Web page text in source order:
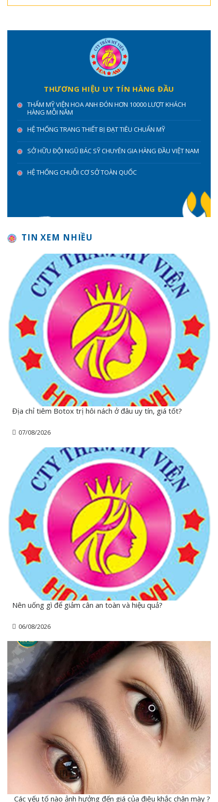
THƯƠNG HIỆU UY TÍN HÀNG ĐẦU
THẨM MỸ VIỆN HOA ANH ĐÓN HƠN 10000 LƯỢT KHÁCH
HÀNG MỖI NĂM
HỆ THỐNG TRANG THIẾT BỊ ĐẠT TIÊU CHUẨN MỸ
SỞ HỮU ĐỘI NGŨ BÁC SỸ CHUYÊN GIA HÀNG ĐẦU VIỆT NAM
HỆ THỐNG CHUỖI CƠ SỞ TOÀN QUỐC
TIN XEM NHIỀU
Địa chỉ tiêm Botox trị hôi nách ở đâu uy tín, giá tốt?
07/08/2026
Nên uống gì để giảm cân an toàn và hiệu quả?
06/08/2026
Các yếu tố nào ảnh hưởng đến giá của điêu khắc chân mày ?